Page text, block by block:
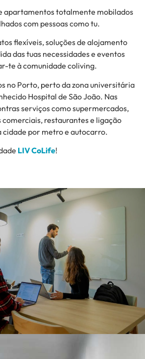
apartamentos totalmente mobilados
com pessoas como tu.
flexíveis, soluções de alojamento
das tuas necessidades e eventos
te à comunidade coliving.
no Porto, perto da zona universitária
Hospital de São João. Nas
serviços como supermercados,
restaurantes e ligação
cidade por metro e autocarro.
LIV CoLife!